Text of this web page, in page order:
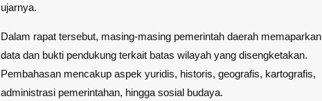
ujarnya.
Dalam rapat tersebut, masing-masing pemerintah daerah memaparkan
data dan bukti pendukung terkait batas wilayah yang disengketakan.
Pembahasan mencakup aspek yuridis, historis, geografis, kartografis,
administrasi pemerintahan, hingga sosial budaya.